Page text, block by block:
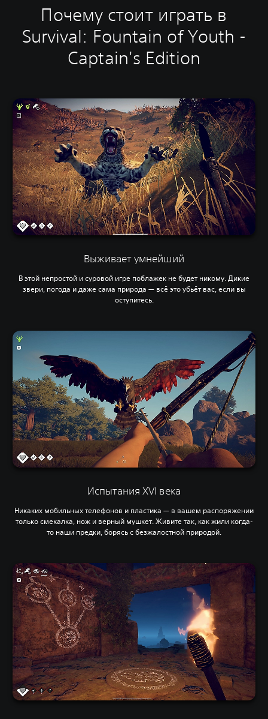
Почему стоит играть в
Survival: Fountain of Youth -
Captain's Edition
Выживает умнейший
В этой непростой и суровой игре поблажек не будет никому. Дикие
звери, погода и даже сама природа — всё это убьёт вас, если вы
оступитесь.
Испытания XVI века
Никаких мобильных телефонов и пластика — в вашем распоряжении
только смекалка, нож и верный мушкет. Живите так, как жили когда-
то наши предки, борясь с безжалостной природой.